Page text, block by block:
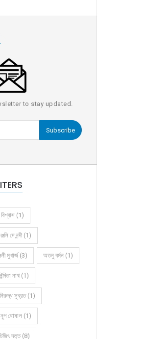
to stay updated.
Subscribe
(1)
দে নন্দী (1)
মুখার্জ (3) অতনু বর্মন (1)
নাথ (1)
সুব্রত (1)
ঘোষাল (1)
দত্ত (8)